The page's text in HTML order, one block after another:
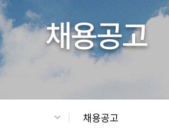
채용공고
채용공고